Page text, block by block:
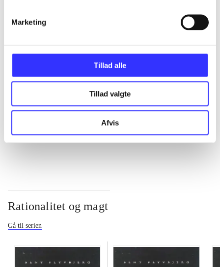
Marketing
Tillad alle
Tillad valgte
Afvis
Rationalitet og magt
Gå til serien